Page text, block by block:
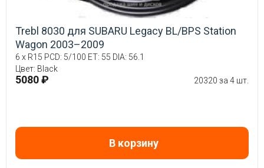
Trebl 8030 для SUBARU Legacy BL/BPS Station
Wagon 2003–2009
6 x R15 PCD: 5/100 ET: 55 DIA: 56.1
Цвет: Black
5080 ₽ 20320 за 4 шт.
В корзину